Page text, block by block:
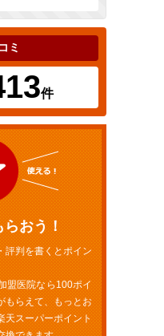
ミ
件
らおう！
評判を書くとポイン
盟医院なら100ポイ
もらえて、もっとお
天スーパーポイント